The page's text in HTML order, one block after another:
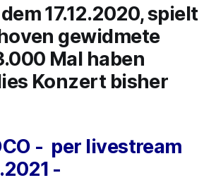
17.12.2020, spielt
gewidmete
Mal haben
Konzert bisher
- per livestream
-